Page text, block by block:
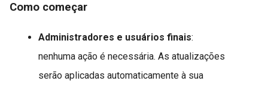
Como começar
Administradores e usuários finais:
nenhuma ação é necessária. As atualizações
serão aplicadas automaticamente à sua